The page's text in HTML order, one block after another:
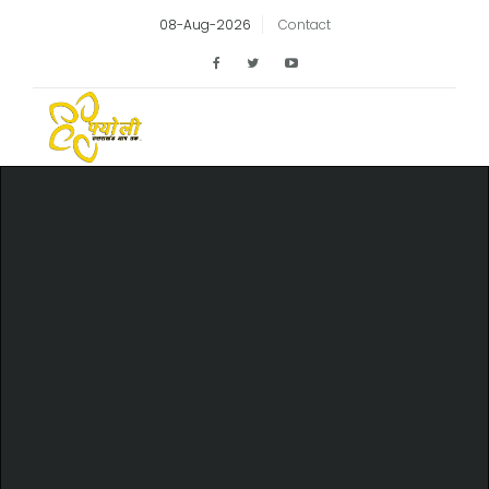
08-Aug-2026 Contact